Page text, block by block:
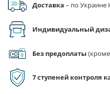
Доставка – по Украине
Индивидуальный
Без предоплаты
7 ступеней контроля